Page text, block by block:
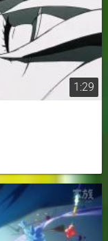
1:29